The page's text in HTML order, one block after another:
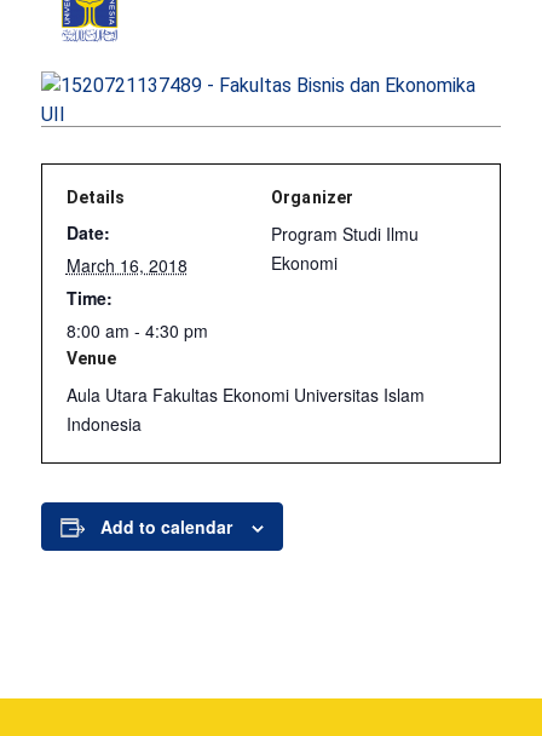
Details
Date:
March 16, 2018
Time:
8:00 am - 4:30 pm
Organizer
Program Studi Ilmu
Ekonomi
Venue
Aula Utara Fakultas Ekonomi Universitas Islam
Indonesia
Add to calendar